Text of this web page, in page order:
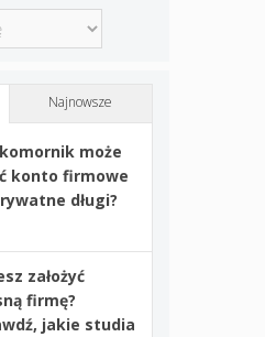
Najnowsze
może
konto firmowe
długi?
założyć
firmę?
jakie studia